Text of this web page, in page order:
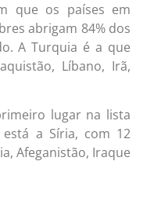
que os países em
abrigam 84% dos
A Turquia é a que
Líbano, Irã,
lugar na lista
a Síria, com 12
Afeganistão, Iraque